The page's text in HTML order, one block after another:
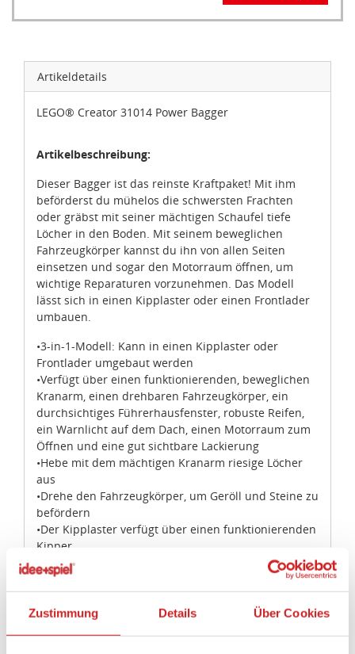
Zustimmung Details Über Cookies
Artikeldetails
LEGO® Creator 31014 Power Bagger
Artikelbeschreibung:
Dieser Bagger ist das reinste Kraftpaket! Mit ihm
beförderst du mühelos die schwersten Frachten
oder gräbst mit seiner mächtigen Schaufel tiefe
Löcher in den Boden. Mit seinem beweglichen
Fahrzeugkörper kannst du ihn von allen Seiten
einsetzen und sogar den Motorraum öffnen, um
wichtige Reparaturen vorzunehmen. Das Modell
lässt sich in einen Kipplaster oder einen Frontlader
umbauen.
•3-in-1-Modell: Kann in einen Kipplaster oder
Frontlader umgebaut werden
•Verfügt über einen funktionierenden, beweglichen
Kranarm, einen drehbaren Fahrzeugkörper, ein
durchsichtiges Führerhausfenster, robuste Reifen,
ein Warnlicht auf dem Dach, einen Motorraum zum
Öffnen und eine gut sichtbare Lackierung
•Hebe mit dem mächtigen Kranarm riesige Löcher
aus
•Drehe den Fahrzeugkörper, um Geröll und Steine zu
befördern
•Der Kipplaster verfügt über einen funktionierenden
Kipper
•Der Frontlader verfügt über einen funktionierenden
Ausleger
•Der Power Bagger ist über 5 cm hoch, 12 cm lang
und 3 cm breit